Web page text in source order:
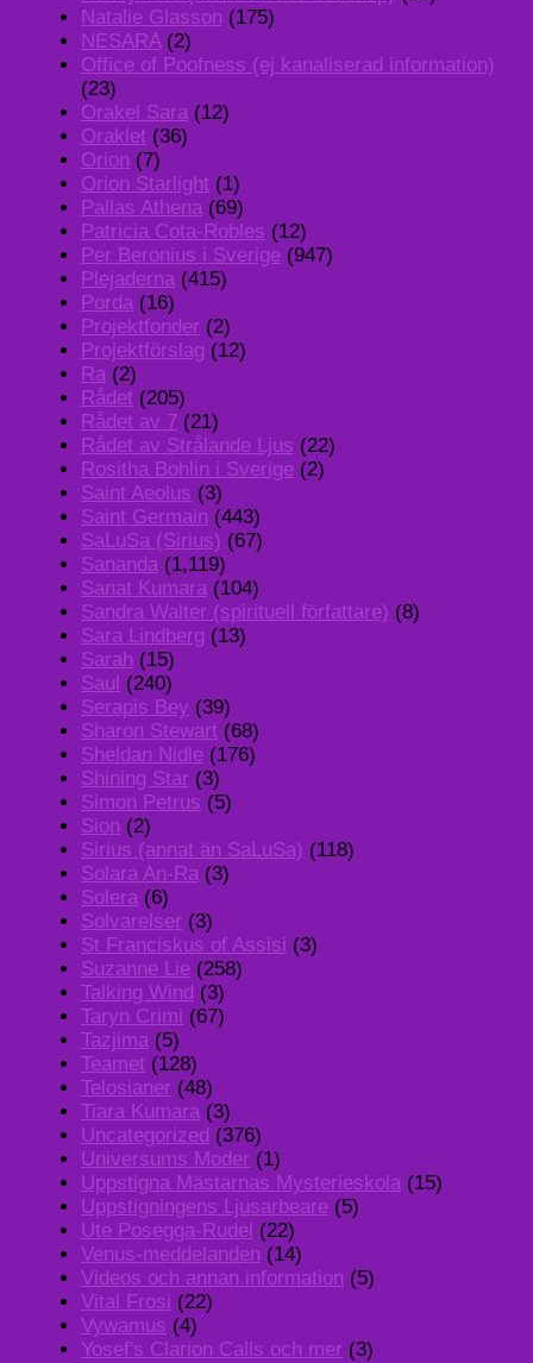
Natalie Glasson (175)
NESARA(2)
Office of Poofness (ej kanaliserad information)
(23)
Orakel Sara (12)
Oraklet (36)
Orion (7)
Orion Starlight (1)
Pallas Athena (69)
Patricia Cota-Robles (12)
Per Beronius i Sverige (947)
Plejaderna (415)
Porda (16)
Projektfonder (2)
Projektförslag (12)
Ra (2)
Rådet (205)
Rådet av 7 (21)
Rådet av Strålande Ljus (22)
Rositha Bohlin i Sverige (2)
Saint Aeolus (3)
Saint Germain (443)
SaLuSa (Sirius) (67)
Sananda (1,119)
Sanat Kumara (104)
Sandra Walter (spirituell författare) (8)
Sara Lindberg (13)
Sarah (15)
Saul (240)
Serapis Bey (39)
Sharon Stewart (68)
Sheldan Nidle (176)
Shining Star (3)
Simon Petrus (5)
Sion (2)
Sirius (annat än SaLuSa) (118)
Solara An-Ra (3)
Solera (6)
Solvarelser (3)
St Franciskus of Assisi (3)
Suzanne Lie (258)
Talking Wind (3)
Taryn Crimi (67)
Tazjima (5)
Teamet (128)
Telosianer (48)
Tiara Kumara (3)
Uncategorized (376)
Universums Moder (1)
Uppstigna Mästarnas Mysterieskola (15)
Uppstigningens Ljusarbeare (5)
Ute Posegga-Rudel (22)
Venus-meddelanden (14)
Videos och annan information (5)
Vital Frosi (22)
Vywamus (4)
Yosef's Clarion Calls och mer (3)